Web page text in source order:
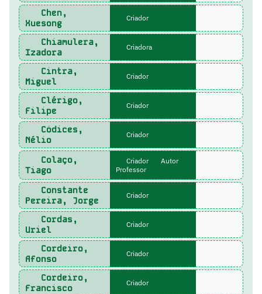
Chen,
Xuesong
Criador
Chiamulera,
Izadora
Criadora
Cintra,
Miguel
Criador
Clérigo,
Filipe
Criador
Códices,
Nélio
Criador
Colaço,
Tiago
Criador
Autor
Professor
Constante
Pereira, Jorge
Criador
Cordas,
Uriel
Criador
Cordeiro,
Afonso
Criador
Cordeiro,
Francisco
Criador